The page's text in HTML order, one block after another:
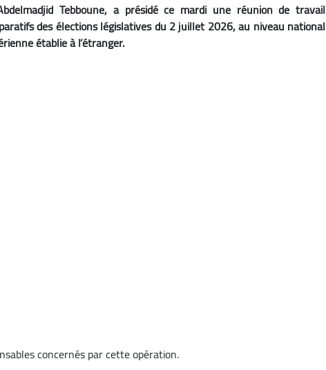
Tebboune, a présidé ce mardi une réunion de travail
des élections législatives du 2 juillet 2026, au niveau national
établie à l’étranger.
concernés par cette opération.